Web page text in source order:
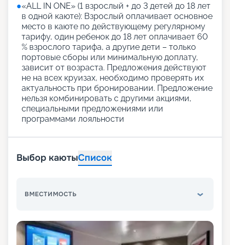
●«АLL IN ONE» (1 взрослый + до 3 детей до 18 лет
в одной каюте): Взрослый оплачивает основное
место в каюте по действующему регулярному
тарифу, один ребенок до 18 лет оплачивает 60
% взрослого тарифа, а другие дети – только
портовые сборы или минимальную доплату,
зависит от возраста. Предложения действуют
не на всех круизах, необходимо проверять их
актуальность при бронировании. Предложение
нельзя комбинировать с другими акциями,
специальными предложениями или
программами лояльности
Выбор каютыСписок
ВМЕСТИМОСТЬ